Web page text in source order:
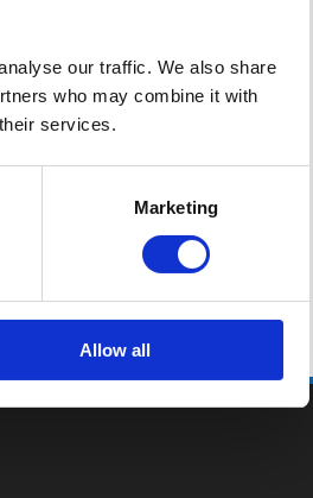
our traffic. We also share
who may combine it with
services.
Marketing
Allow all